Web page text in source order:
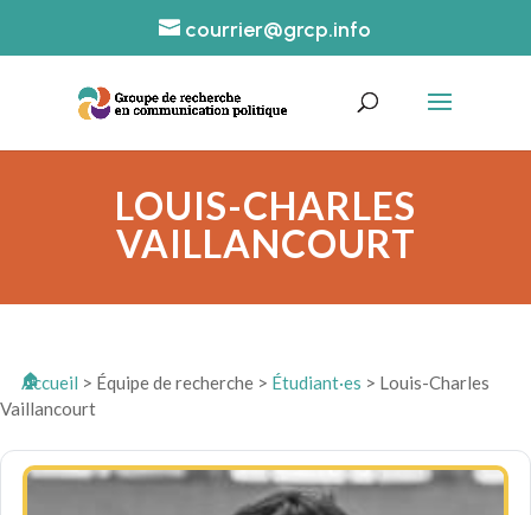
courrier@grcp.info
LOUIS-CHARLES
VAILLANCOURT
Accueil > Équipe de recherche > Étudiant·es > Louis-Charles
Vaillancourt